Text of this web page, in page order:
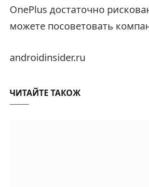
OnePlus достаточно
можете посоветовать
androidinsider.ru
ЧИТАЙТЕ ТАКОЖ